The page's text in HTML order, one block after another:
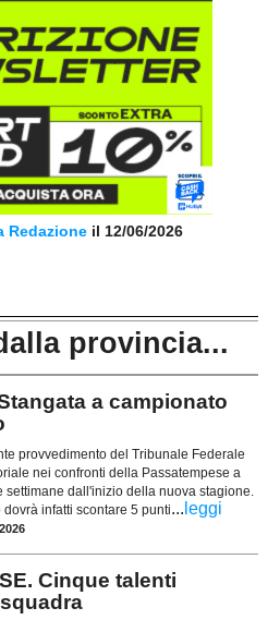
Redazione il 12/06/2026
provincia...
a campionato
provvedimento del Tribunale Federale
nei confronti della Passatempese a
settimane dall'inizio della nuova stagione.
dovrà infatti scontare 5 punti... leggi
Cinque talenti